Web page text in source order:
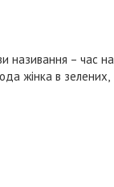
називання – час
жінка в зелених,